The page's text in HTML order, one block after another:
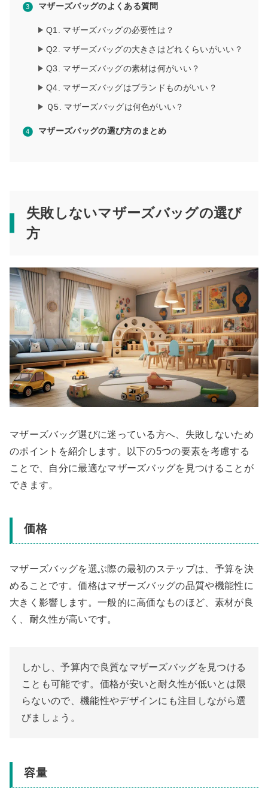
マザーズバッグのよくある質問
Q1. マザーズバッグの必要性は？
Q2. マザーズバッグの大きさはどれくらいがいい？
Q3. マザーズバッグの素材は何がいい？
Q4. マザーズバッグはブランドものがいい？
Ｑ5. マザーズバッグは何色がいい？
マザーズバッグの選び方のまとめ
失敗しないマザーズバッグの選び
方
マザーズバッグ選びに迷っている方へ、失敗しないため
のポイントを紹介します。以下の5つの要素を考慮する
ことで、自分に最適なマザーズバッグを見つけることが
できます。
価格
マザーズバッグを選ぶ際の最初のステップは、予算を決
めることです。価格はマザーズバッグの品質や機能性に
大きく影響します。一般的に高価なものほど、素材が良
く、耐久性が高いです。
しかし、予算内で良質なマザーズバッグを見つける
ことも可能です。価格が安いと耐久性が低いとは限
らないので、機能性やデザインにも注目しながら選
びましょう。
容量